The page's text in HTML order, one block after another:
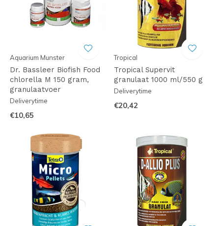
Aquarium Munster
Dr. Bassleer Biofish Food
chlorella M 150 gram,
granulaatvoer
Deliverytime
€10,65
Tropical
Tropical Supervit
granulaat 1000 ml/550 g
Deliverytime
€20,42